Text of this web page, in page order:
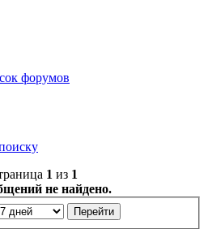
форумов
1 из 1
не найдено.